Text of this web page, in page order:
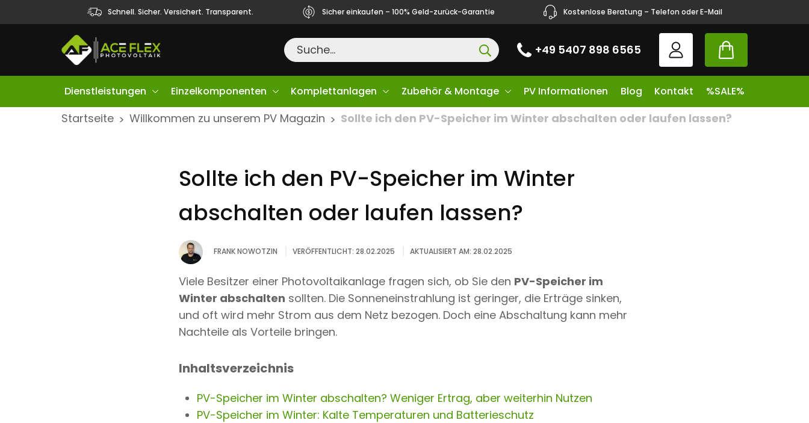
Schnell. Sicher. Versichert. Transparent. Sicher einkaufen – 100% Geld-zurück-Garantie Kostenlose Beratung – Telefon oder E-Mail
+49 5407 898 6565
Dienstleistungen Einzelkomponenten Komplettanlagen Zubehör & Montage PV Informationen Blog Kontakt %SALE%
Startseite > Willkommen zu unserem PV Magazin > Sollte ich den PV-Speicher im Winter abschalten oder laufen lassen?
Sollte ich den PV-Speicher im Winter
abschalten oder laufen lassen?
FRANK NOWOTZIN VERÖFFENTLICHT: 28.02.2025 AKTUALISIERT AM: 28.02.2025
Viele Besitzer einer Photovoltaikanlage fragen sich, ob Sie den PV-Speicher im
Winter abschalten sollten. Die Sonneneinstrahlung ist geringer, die Erträge sinken,
und oft wird mehr Strom aus dem Netz bezogen. Doch eine Abschaltung kann mehr
Nachteile als Vorteile bringen.
Inhaltsverzeichnis
PV-Speicher im Winter abschalten? Weniger Ertrag, aber weiterhin Nutzen
PV-Speicher im Winter: Kalte Temperaturen und Batterieschutz